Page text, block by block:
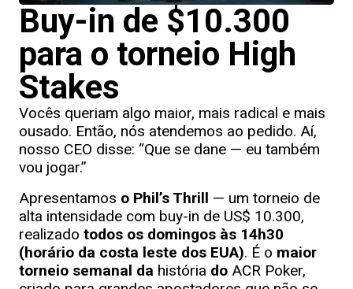
Buy-in de $10.300
para o torneio High
Stakes
Vocês queriam algo maior, mais radical e mais
ousado. Então, nós atendemos ao pedido. Aí,
nosso CEO disse: “Que se dane — eu também
vou jogar.”
Apresentamos o Phil’s Thrill — um torneio de
alta intensidade com buy-in de US$ 10.300,
realizado todos os domingos às 14h30
(horário da costa leste dos EUA). É o maior
torneio semanal da história do ACR Poker,